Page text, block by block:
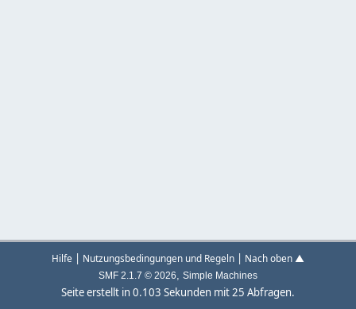
Hilfe | Nutzungsbedingungen und Regeln | Nach oben ▲
SMF 2.1.7 © 2026, Simple Machines
Seite erstellt in 0.103 Sekunden mit 25 Abfragen.